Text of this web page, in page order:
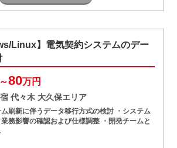
Linux】電気契約システムのデー
80万円
代々木 大久保エリア
ム刷新に伴うデータ移行方式の検討 ・システム
務影響の確認および仕様調整 ・開発チームと